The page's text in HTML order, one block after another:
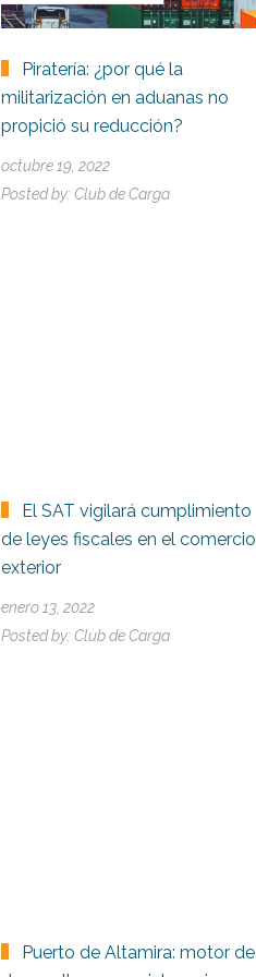
Piratería: ¿por qué la
militarización en aduanas no
propició su reducción?
octubre 19, 2022
Posted by: Club de Carga
El SAT vigilará cumplimiento
de leyes fiscales en el comercio
exterior
enero 13, 2022
Posted by: Club de Carga
Puerto de Altamira: motor de